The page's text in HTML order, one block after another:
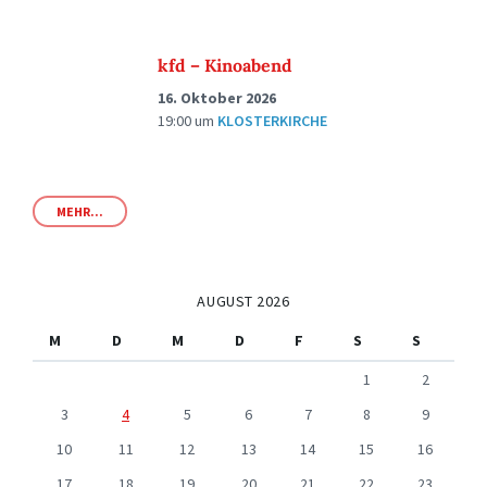
kfd – Kinoabend
16. Oktober 2026
19:00um KLOSTERKIRCHE
MEHR...
AUGUST 2026
M
D M D F S
S
1
2
3
4 5 6 7 8
9
10
11 12 13 14 15
16